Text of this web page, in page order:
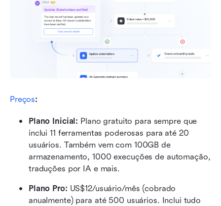
Preços:
Plano Inicial: Plano gratuito para sempre que
inclui 11 ferramentas poderosas para até 20
usuários. Também vem com 100GB de
armazenamento, 1000 execuções de automação,
traduções por IA e mais.
Plano Pro: US$12/usuário/mês (cobrado
anualmente) para até 500 usuários. Inclui tudo